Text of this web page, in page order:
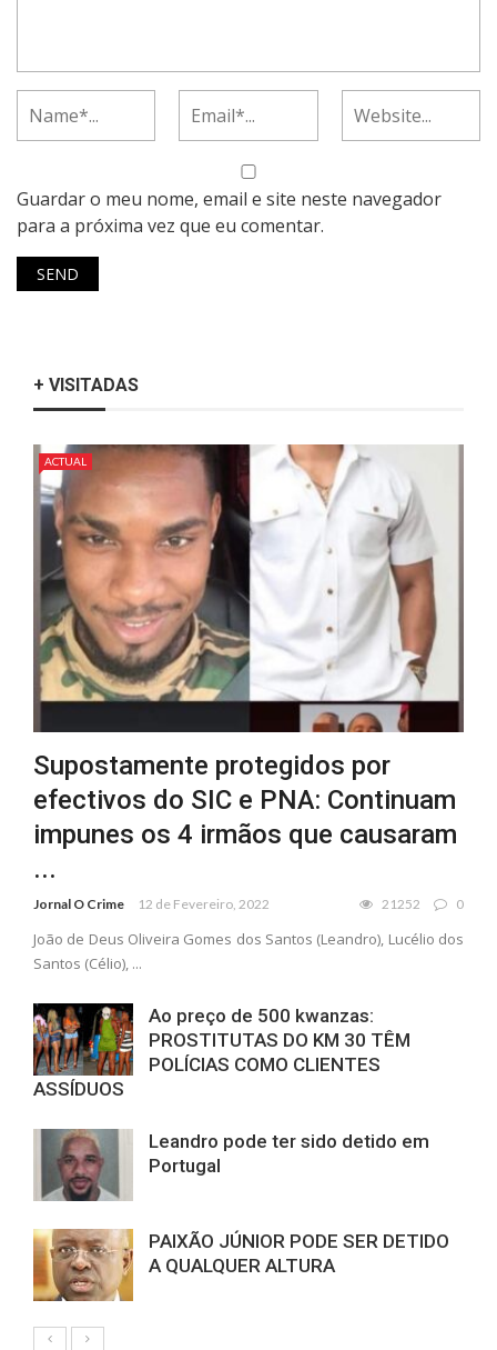
Guardar o meu nome, email e site neste navegador
para a próxima vez que eu comentar.
+ VISITADAS
ACTUAL
Supostamente protegidos por
efectivos do SIC e PNA: Continuam
impunes os 4 irmãos que causaram
...
Jornal O Crime 12 de Fevereiro, 2022 21252 0
João de Deus Oliveira Gomes dos Santos (Leandro), Lucélio dos
Santos (Célio), ...
Ao preço de 500 kwanzas:
PROSTITUTAS DO KM 30 TÊM
POLÍCIAS COMO CLIENTES
ASSÍDUOS
Leandro pode ter sido detido em
Portugal
PAIXÃO JÚNIOR PODE SER DETIDO
A QUALQUER ALTURA